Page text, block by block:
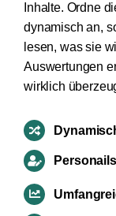
Inhalte. Ordne
dynamisch an,
lesen, was sie
Auswertungen
wirklich